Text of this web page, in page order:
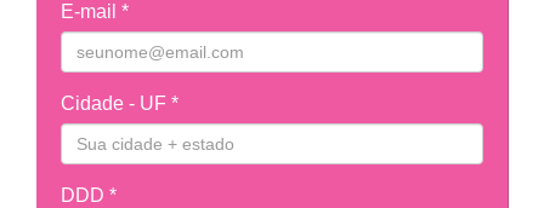
E-mail *
Cidade - UF *
DDD *